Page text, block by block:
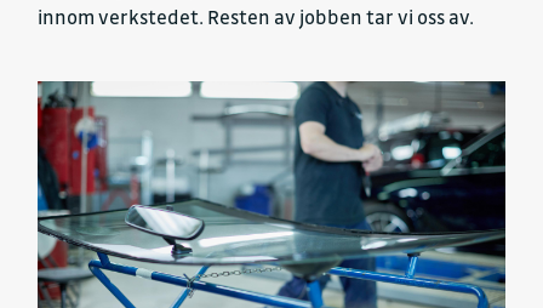
innom verkstedet. Resten av jobben tar vi oss av.